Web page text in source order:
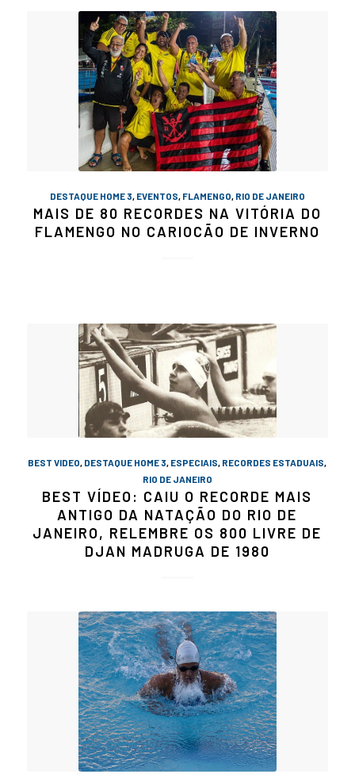
DESTAQUE HOME 3, EVENTOS, FLAMENGO, RIO DE JANEIRO
MAIS DE 80 RECORDES NA VITÓRIA DO
FLAMENGO NO CARIOCÃO DE INVERNO
BEST VIDEO DESTAQUE HOME 3 ESPECIAIS RECORDES ESTADUAIS
RIO DE JANEIRO
BEST VÍDEO: CAIU O RECORDE MAIS
ANTIGO DA NATAÇÃO DO RIO DE
JANEIRO, RELEMBRE OS 800 LIVRE DE
DJAN MADRUGA DE 1980